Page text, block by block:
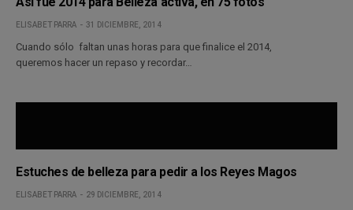
ELISABET PARRA 31 DICIEMBRE, 2014
Cuando sólo faltan unas horas para que finalice el 2014,
queremos hacer un repaso y recordar…
Estuches de belleza para pedir a los Reyes Magos
ELISABET PARRA 29 DICIEMBRE, 2014